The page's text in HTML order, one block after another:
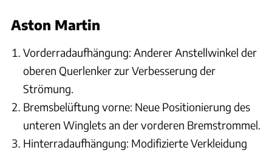
Aston Martin
Vorderradaufhängung: Anderer Anstellwinkel der
oberen Querlenker zur Verbesserung der
Strömung.
Bremsbelüftung vorne: Neue Positionierung des
unteren Winglets an der vorderen Bremstrommel.
Hinterradaufhängung: Modifizierte Verkleidung